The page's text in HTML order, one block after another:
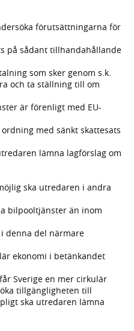
förutsättningarna för
på sådant tillhandahållande
som sker genom s.k.
och ta ställning till om
är förenligt med EU-
med sänkt skattesats
lämna lagförslag om
ska utredaren i andra
bilpooltjänster än inom
denna del närmare
ekonomi i betänkandet
Sverige en mer cirkulär
tillgängligheten till
ska utredaren lämna